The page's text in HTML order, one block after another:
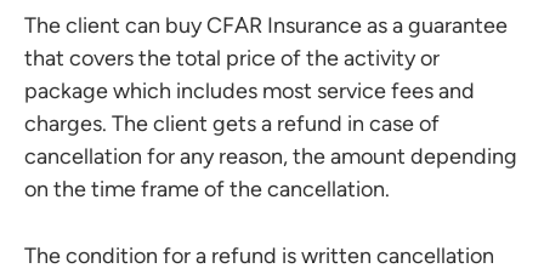
The client can buy CFAR Insurance as a guarantee
that covers the total price of the activity or
package which includes most service fees and
charges. The client gets a refund in case of
cancellation for any reason, the amount depending
on the time frame of the cancellation.
The condition for a refund is written cancellation